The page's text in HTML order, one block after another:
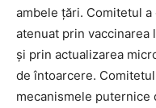
ambele țări. Comitetul
atenuat prin
și prin actualizarea
de întoarcere.
mecanismele